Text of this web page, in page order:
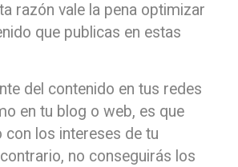
razón vale la pena optimizar
que publicas en estas
del contenido en tus redes
en tu blog o web, es que
con los intereses de tu
no conseguirás los